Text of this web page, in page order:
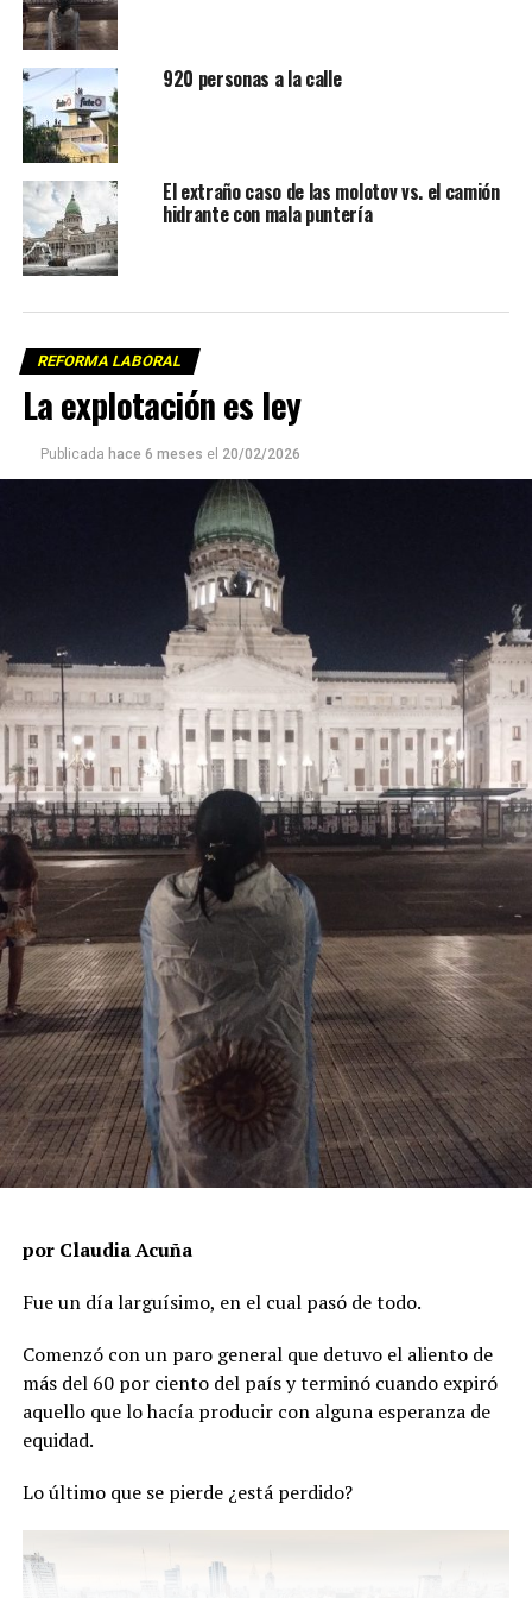
920 personas a la calle
El extraño caso de las molotov vs. el camión
hidrante con mala puntería
REFORMA LABORAL
La explotación es ley
Publicada hace 6 meses el 20/02/2026
por Claudia Acuña
Fue un día larguísimo, en el cual pasó de todo.
Comenzó con un paro general que detuvo el aliento de
más del 60 por ciento del país y terminó cuando expiró
aquello que lo hacía producir con alguna esperanza de
equidad.
Lo último que se pierde ¿está perdido?